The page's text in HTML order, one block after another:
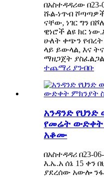
በአስተዳዳሪው በ23-
ሹል-ነጥብ
ናቸው, ነገር ግን
ዊነሮች ልዩ ክር
ሁለት ቀጭን
ላይ ይውላል, እና
ማዘጋጀት
ተጨማሪ ያንብቡ
አንዳንድ
የመሬት
አቆሙ
በአስተዳዳሪ በ23-
እ.ኤ.አ ሰኔ 15 ቀን
ያደረሰው አውሎ